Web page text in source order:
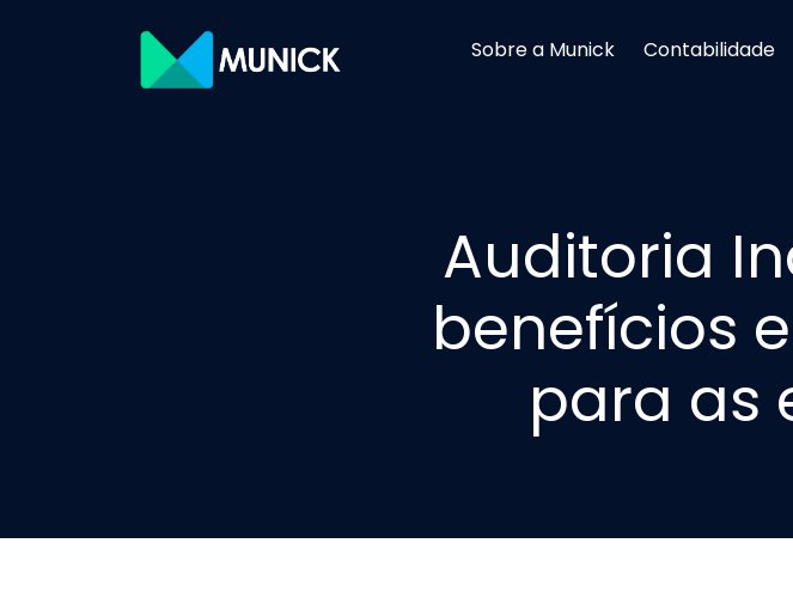
Sobre a Munick Contabilidade
Auditoria
benefícios
para as